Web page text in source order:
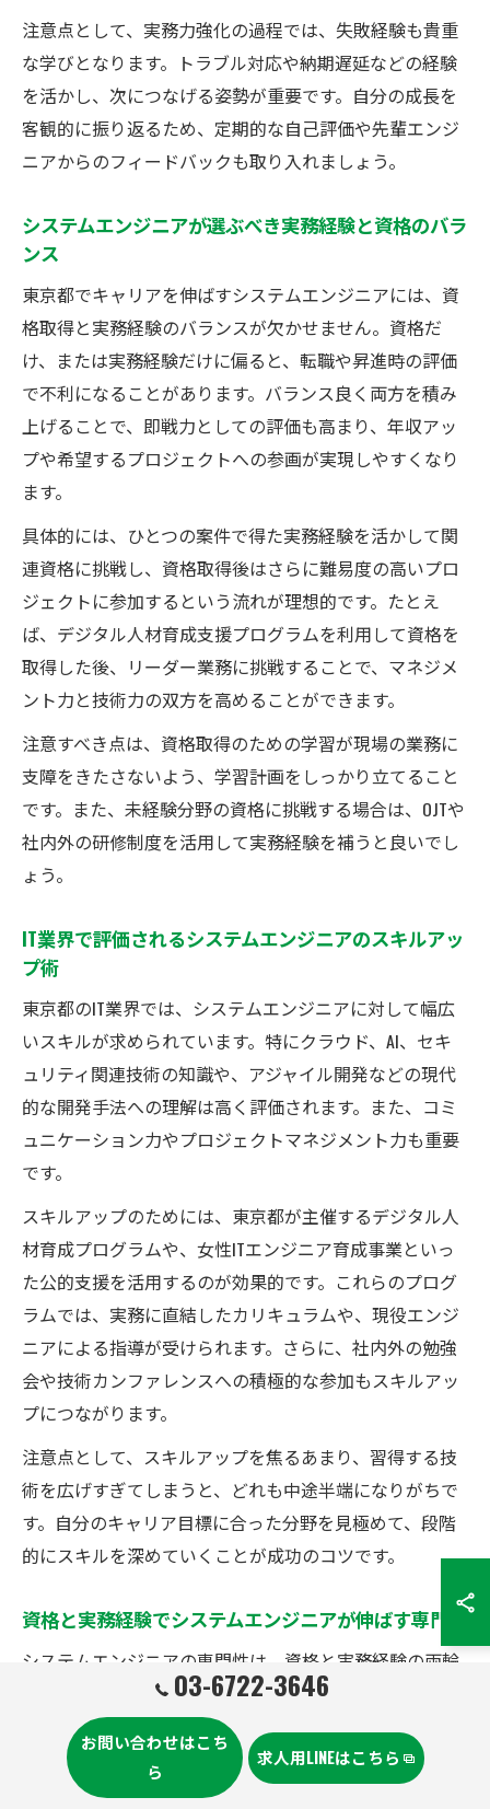
注意点として、実務力強化の過程では、失敗経験も貴重
な学びとなります。トラブル対応や納期遅延などの経験
を活かし、次につなげる姿勢が重要です。自分の成長を
客観的に振り返るため、定期的な自己評価や先輩エンジ
ニアからのフィードバックも取り入れましょう。
システムエンジニアが選ぶべき実務経験と資格のバラ
ンス
東京都でキャリアを伸ばすシステムエンジニアには、資
格取得と実務経験のバランスが欠かせません。資格だ
け、または実務経験だけに偏ると、転職や昇進時の評価
で不利になることがあります。バランス良く両方を積み
上げることで、即戦力としての評価も高まり、年収アッ
プや希望するプロジェクトへの参画が実現しやすくなり
ます。
具体的には、ひとつの案件で得た実務経験を活かして関
連資格に挑戦し、資格取得後はさらに難易度の高いプロ
ジェクトに参加するという流れが理想的です。たとえ
ば、デジタル人材育成支援プログラムを利用して資格を
取得した後、リーダー業務に挑戦することで、マネジメ
ント力と技術力の双方を高めることができます。
注意すべき点は、資格取得のための学習が現場の業務に
支障をきたさないよう、学習計画をしっかり立てること
です。また、未経験分野の資格に挑戦する場合は、OJTや
社内外の研修制度を活用して実務経験を補うと良いでし
ょう。
IT業界で評価されるシステムエンジニアのスキルアッ
プ術
東京都のIT業界では、システムエンジニアに対して幅広
いスキルが求められています。特にクラウド、AI、セキ
ュリティ関連技術の知識や、アジャイル開発などの現代
的な開発手法への理解は高く評価されます。また、コミ
ュニケーション力やプロジェクトマネジメント力も重要
です。
スキルアップのためには、東京都が主催するデジタル人
材育成プログラムや、女性ITエンジニア育成事業といっ
た公的支援を活用するのが効果的です。これらのプログ
ラムでは、実務に直結したカリキュラムや、現役エンジ
ニアによる指導が受けられます。さらに、社内外の勉強
会や技術カンファレンスへの積極的な参加もスキルアッ
プにつながります。
注意点として、スキルアップを焦るあまり、習得する技
術を広げすぎてしまうと、どれも中途半端になりがちで
す。自分のキャリア目標に合った分野を見極めて、段階
的にスキルを深めていくことが成功のコツです。
資格と実務経験でシステムエンジニアが伸ばす専門性
システムエンジニアの専門性は、資格と実務経験の両輪
によって高まります。たとえば、セキュリティスペシャ
リストやAWS認定資格など、特定分野の資格を取得し、
同分野のプロジェクトで実際に業務を経験することで、
専門家としての地位を確立できるでしょう。
03-6722-3646
お問い合わせはこち
ら
求人用LINEはこちら